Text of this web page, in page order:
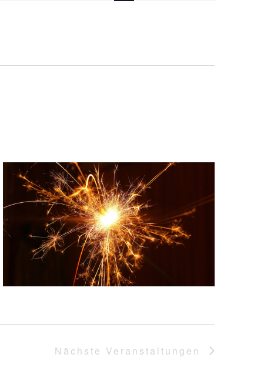
Navigation
Nächste Veranstaltungen